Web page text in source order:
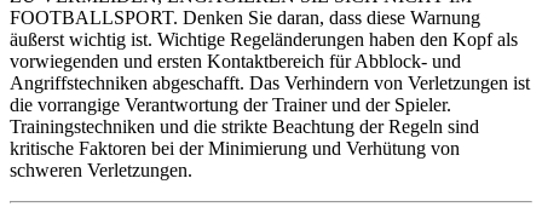
FOOTBALLSPORT. Denken Sie daran, dass diese Warnung
äußerst wichtig ist. Wichtige Regeländerungen haben den Kopf als
vorwiegenden und ersten Kontaktbereich für Abblock- und
Angriffstechniken abgeschafft. Das Verhindern von Verletzungen ist
die vorrangige Verantwortung der Trainer und der Spieler.
Trainingstechniken und die strikte Beachtung der Regeln sind
kritische Faktoren bei der Minimierung und Verhütung von
schweren Verletzungen.